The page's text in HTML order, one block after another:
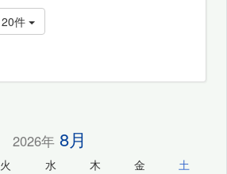
20件
2026年8月
火 水 木 金 土